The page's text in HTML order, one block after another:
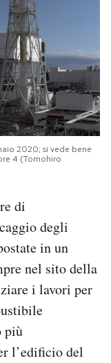
2020; si vede bene
4 (Tomohiro
di
degli
in un
nel sito della
i lavori per
più
l’edificio del